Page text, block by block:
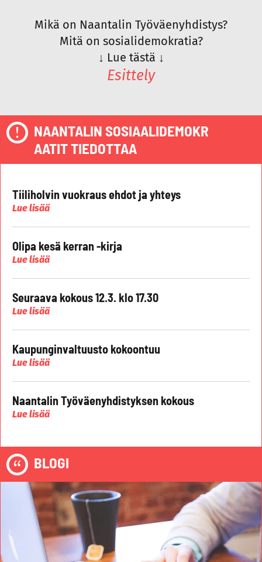
Mikä on Naantalin Työväenyhdistys?
Mitä on sosialidemokratia?
↓ Lue tästä ↓
Esittely
NAANTALIN SOSIAALIDEMOKR
AATIT TIEDOTTAA
Tiiliholvin vuokraus ehdot ja yhteys
Lue lisää
Olipa kesä kerran -kirja
Lue lisää
Seuraava kokous 12.3. klo 17.30
Lue lisää
Kaupunginvaltuusto kokoontuu
Lue lisää
Naantalin Työväenyhdistyksen kokous
Lue lisää
BLOGI